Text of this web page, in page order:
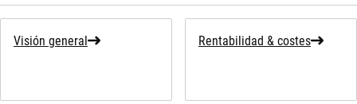
Visión general Rentabilidad & costes